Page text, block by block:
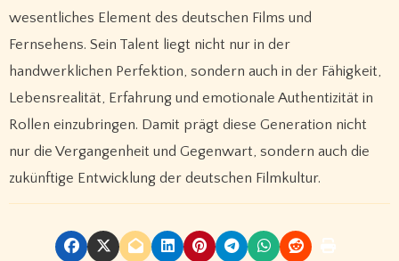
wesentliches Element des deutschen Films und
Fernsehens. Sein Talent liegt nicht nur in der
handwerklichen Perfektion, sondern auch in der Fähigkeit,
Lebensrealität, Erfahrung und emotionale Authentizität in
Rollen einzubringen. Damit prägt diese Generation nicht
nur die Vergangenheit und Gegenwart, sondern auch die
zukünftige Entwicklung der deutschen Filmkultur.